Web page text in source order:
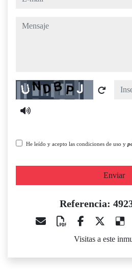
mensaje
Captcha
He leído y acepto las condiciones de uso y
Enviar
Referencia:
Visitas a este